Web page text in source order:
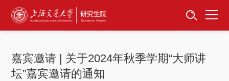
首页
招生工作
嘉宾邀请 | 关于2024年秋季学期“大师讲
坛”嘉宾邀请的通知